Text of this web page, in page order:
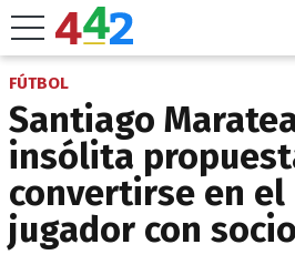
FÚTBOL
Santiago
insólita
convertirse en
jugador con